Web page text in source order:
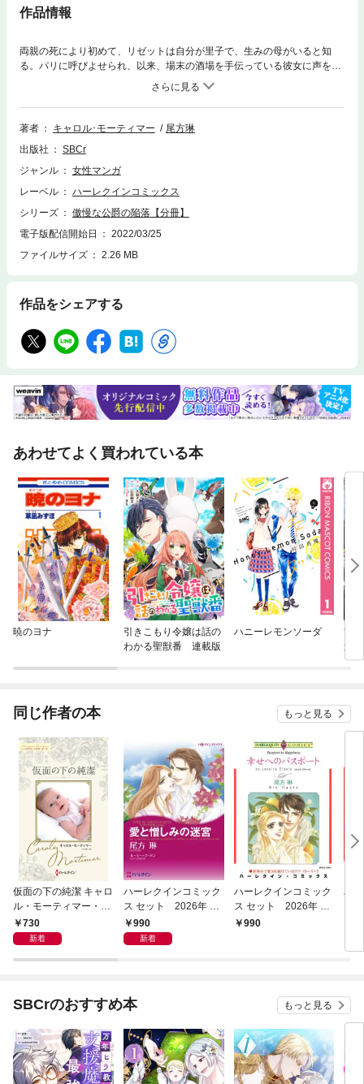
作品情報
両親の死により初めて、リゼットは自分が里子で、生みの母がいると知
る。パリに呼びよせられ、以来、場末の酒場を手伝っている彼女に声をか
けてきたのは気品ある貴族の男性。彼は、この掃きだめから彼女を救いだ
してくれると言う。いえ、きっと彼は私を誘惑して楽しもうと思っただ
け…。リゼットは自分にそう言いきかせるが、親身になってくれる素敵な
彼のことが頭から離れない…。まさか彼が母を捕らえる任務のために彼女
著者 キャロル･モーティマー
尾方琳
出版社
SBCr
ジャンル
女性マンガ
レーベル
ハーレクインコミックス
シリーズ
傲慢な公爵の陥落【分冊】
電子版配信開始日
2022/03/25
ファイルサイズ
2.26 MB
作品をシェアする
あわせてよく買われている本
暁のヨナ
引きこもり令嬢は話の
わかる聖獣番 連載版
ハニーレモンソーダ
竜
連
同じ作者の本 もっと見る
仮面の下の純潔 キャロ
ル・モーティマー・コ
レクション【ハーレク
イン・マスターピース
730
新着
ハーレクインコミック
ス セット 2026年 vo
l.950
990
新着
ハーレクインコミック
ス セット 2026年 vo
l.931
990
ハ
SBCrのおすすめ本 もっと見る